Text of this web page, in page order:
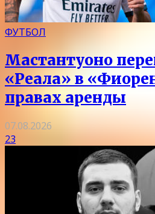
ФУТБОЛ
Мастантуоно
«Реала» в
правах аренды
07.08.2026
23